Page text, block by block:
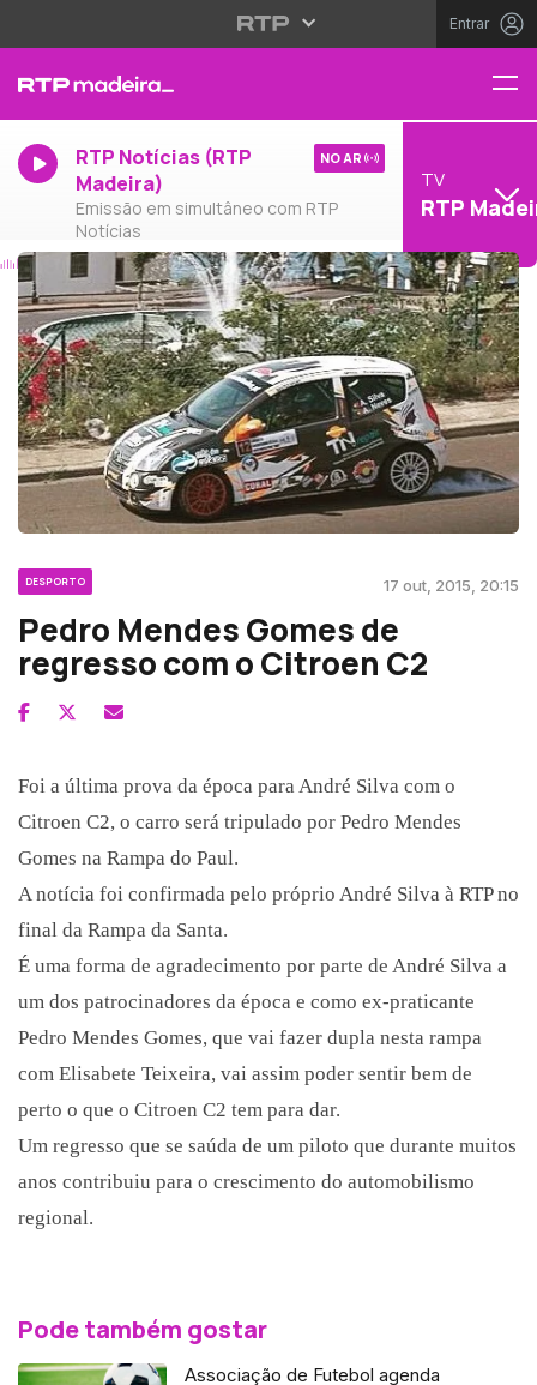
Entrar
RTP Notícias (RTP
Madeira)
Emissão em simultâneo com RTP
Notícias
NO AR
TV
RTP
DESPORTO 17 out, 2015, 20:15
Pedro Mendes Gomes de
regresso com o Citroen C2
Foi a última prova da época para André Silva com o
Citroen C2, o carro será tripulado por Pedro Mendes
Gomes na Rampa do Paul.
A notícia foi confirmada pelo próprio André Silva à RTP no
final da Rampa da Santa.
É uma forma de agradecimento por parte de André Silva a
um dos patrocinadores da época e como ex-praticante
Pedro Mendes Gomes, que vai fazer dupla nesta rampa
com Elisabete Teixeira, vai assim poder sentir bem de
perto o que o Citroen C2 tem para dar.
Um regresso que se saúda de um piloto que durante muitos
anos contribuiu para o crescimento do automobilismo
regional.
Pode também gostar
Associação de Futebol agenda